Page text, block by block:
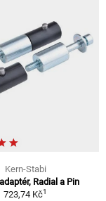
Kern-Stabi
Radial a Pin
723,74 Kč1